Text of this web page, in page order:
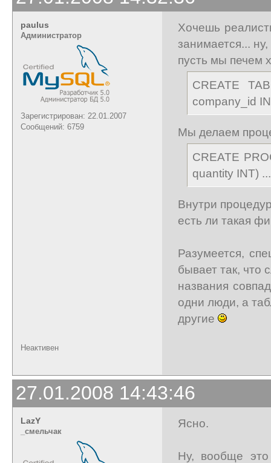
paulus
Администратор
Зарегистрирован: 22.01.2007
Сообщений: 6759
Хочешь
занимается...
пусть мы печем
CREATE
company_id
Мы делаем
CREATE
quantity INT) ...
Внутри
есть ли такая
Разумеется,
бывает так, что
названия
одни люди, а
другие
Неактивен
27.01.2008 14:43:46
LazY
_cмельчак
Ясно.
Ну, вообще